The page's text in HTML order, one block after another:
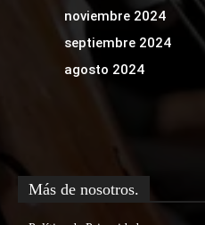
noviembre 2024
septiembre 2024
agosto 2024
Más de nosotros.